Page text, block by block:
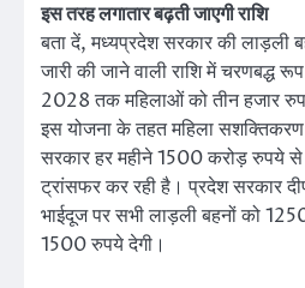
इस तरह लगातार बढ़ती जाएगी राशि
बता दें, मध्यप्रदेश सरकार की लाड़ली
जारी की जाने वाली राशि में चरणबद्ध
2028 तक महिलाओं को तीन हजार
इस योजना के तहत महिला
सरकार हर महीने 1500 करोड़ रुपये से
ट्रांसफर कर रही है। प्रदेश सरकार
भाईदूज पर सभी लाड़ली बहनों को
1500 रुपये देगी।